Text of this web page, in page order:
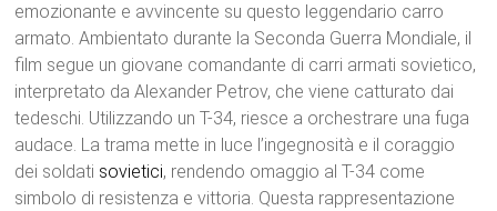
emozionante e avvincente su questo leggendario carro
armato. Ambientato durante la Seconda Guerra Mondiale, il
film segue un giovane comandante di carri armati sovietico,
interpretato da Alexander Petrov, che viene catturato dai
tedeschi. Utilizzando un T-34, riesce a orchestrare una fuga
audace. La trama mette in luce l’ingegnosità e il coraggio
dei soldati sovietici, rendendo omaggio al T-34 come
simbolo di resistenza e vittoria. Questa rappresentazione